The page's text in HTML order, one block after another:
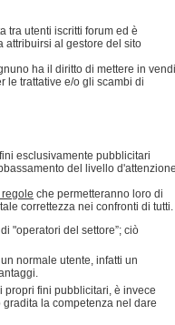
tra utenti iscritti forum ed è
attribuirsi al gestore del sito
ha il diritto di mettere in
le trattative e/o gli scambi di
esclusivamente pubblicitari
del livello d'attenzione
che permetteranno loro di
correttezza nei confronti di tutti.
"operatori del settore”; ciò
normale utente, infatti un
fini pubblicitari, è invece
la competenza nel dare